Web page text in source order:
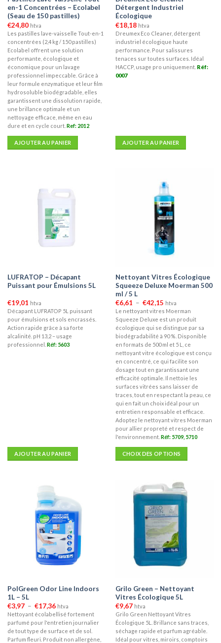
du
produit
en-1 Concentrées – Ecolabel
(Seau de 150 pastilles)
€24,80 htva
Les pastilles lave-vaisselle Tout-en-1
concentrées (2,4 kg / 150 pastilles)
Ecolabel offrent une solution
performante, écologique et
économique pour un lavage
professionnel impeccable. Grâce à
leur formule enzymatique et leur film
hydrosoluble biodégradable, elles
garantissent une dissolution rapide,
une brillance optimale et un
nettoyage efficace, même en eau
dure et en cycle court. Ref: 2012
AJOUTER AU PANIER
Détergent Industriel
Écologique
€18,18 htva
Dreumex Eco Cleaner, détergent
industriel écologique haute
performance. Pour salissures
tenaces sur toutes surfaces. Idéal
HACCP, usage pro uniquement. Réf:
0007
AJOUTER AU PANIER
LUFRATOP – Décapant
Puissant pour Émulsions 5L
€19,01 htva
Décapant LUFRATOP 5L puissant
pour émulsions et sols encrassés.
Action rapide grâce à sa forte
alcalinité. pH 13,2 – usage
professionnel. Réf: 5603
AJOUTER AU PANIER
Nettoyant Vitres Écologique
Squeeze Deluxe Moerman 500
ml / 5 L
€6,61 – €42,15Plage
de
prix :
€6,61
à
€42,15
htva
Le nettoyant vitres Moerman
Squeeze Deluxe est un produit
écologique qui se distingue par sa
biodégradabilité à 90 %. Disponible
en formats de 500 ml et 5 L, ce
nettoyant vitre écologique est conçu
en concentré, ce qui facilite son
dosage tout en garantissant une
efficacité optimale. Il nettoie les
surfaces vitrées sans laisser de
traces, tout en respectant la peau, ce
qui en fait un choix idéal pour un
entretien responsable et efficace.
Adoptez le nettoyant vitres Moerman
pour allier propreté et respect de
l'environnement. Réf: 5709, 5710
CHOIX DES OPTIONS
plusieurs
variations.
choisies
page
du
produit
PolGreen Odor Line Indoors
1L – 5L
€3,97 – €17,36Plage
de
prix :
€3,97
à
€17,36
htva
Nettoyant écolabellisé fortement
parfumé pour l'entretien journalier
de tout type de surface et de sol.
Parfum fleuri. Produit non allergène,
Grilo Green – Nettoyant
Vitres Écologique 5L
€9,67 htva
Grilo Green Nettoyant Vitres
Écologique 5L. Brillance sans traces,
séchage rapide et parfum agréable.
Idéal pour vitres, miroirs, comptoirs